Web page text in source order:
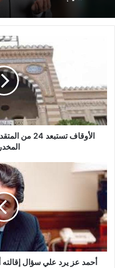
الإسراء والمعراج (جبر
الْخَوَاطِرِ) د. مُحَمَّدٌ حَرْزٌ
الأوقاف
أحمد عز يرد علي سؤال إقالته